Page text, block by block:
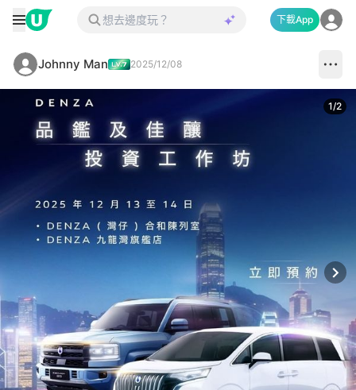
下載App
Johnny Man 2025/12/08
1/2